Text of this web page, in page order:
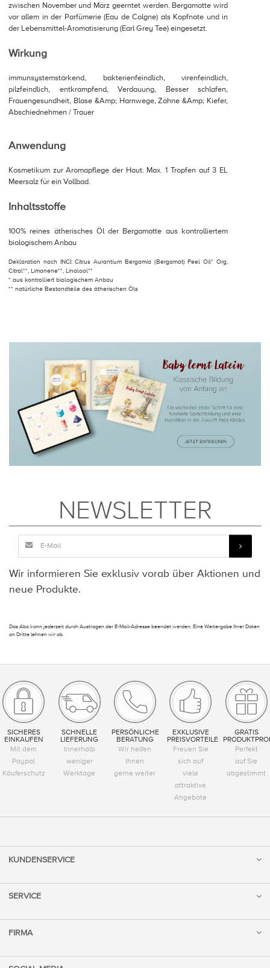
zwischen November und März geerntet werden. Bergamotte wird
vor allem in der Parfümerie (Eau de Colgne) als Kopfnote und in
der Lebensmittel-Aromatisierung (Earl Grey Tee) eingesetzt.
Wirkung
immunsystemstärkend, bakterienfeindlich, virenfeindlich,
pilzfeindlich, entkrampfend, Verdauung, Besser schlafen,
Frauengesundheit, Blase &Amp; Harnwege, Zähne &Amp; Kiefer,
Abschiednehmen / Trauer
Anwendung
Kosmetikum zur Aromapflege der Haut. Max. 1 Tropfen auf 3 EL
Meersalz für ein Vollbad.
Inhaltsstoffe
100% reines ätherisches Öl der Bergamotte aus kontrolliertem
biologischem Anbau
Deklaration nach INCI: Citrus Aurantium Bergamia (Bergamot) Peel Oil* Org,
Citral**, Limonene**, Linalool**
* aus kontrolliert biologischem Anbau
** natürliche Bestandteile des ätherischen Öls
NEWSLETTER
Wir informieren Sie exklusiv vorab über Aktionen und
neue Produkte.
Das Abo kann jederzeit durch Austragen der E-Mail-Adresse beendet werden. Eine Weitergabe Ihrer Daten
an Dritte lehnen wir ab.
SICHERES
EINKAUFEN
Mit dem
Paypal
Käuferschutz
SCHNELLE
LIEFERUNG
Innerhalb
weniger
Werktage
PERSÖNLICHE
BERATUNG
Wir helfen
Ihnen
gerne weiter
EXKLUSIVE
PREISVORTEILE
Freuen Sie
sich auf
viele
attraktive
Angebote
GRATIS
Perfekt
auf Sie
abgestimmt
KUNDENSERVICE
SERVICE
FIRMA